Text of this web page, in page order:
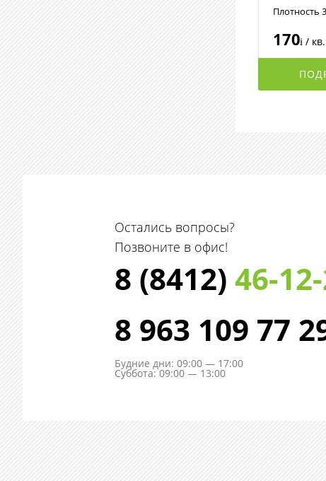
Плотность
170i/
Остались вопросы?
Позвоните в офис!
8 (8412) 46-
8 963 109 77
Будние дни: 09:00 — 17:00
Суббота: 09:00 — 13:00